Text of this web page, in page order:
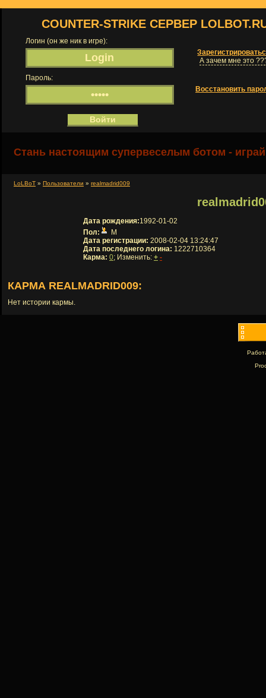
COUNTER-STRIKE СЕРВЕР
Логин (он же ник в игре):
А зачем мне это
Пароль:
Восстановить
Стань настоящим супервеселым ботом -
LoLBoT » Пользователи » realmadrid009
Дата рождения:1992-01-02
Пол:
М
Дата регистрации: 2008-02-04 13:24:47
Дата последнего логина: 1222710364
Карма: 0; Изменить: + -
КАРМА REALMADRID009:
Нет истории кармы.